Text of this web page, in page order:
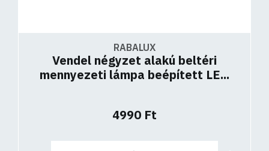
RABALUX
Vendel négyzet alakú beltéri
mennyezeti lámpa beépített LE...
4990 Ft